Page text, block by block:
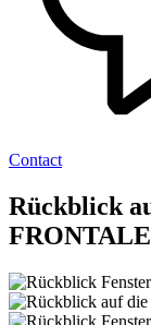
Contact
Rückblick
FRONTALE